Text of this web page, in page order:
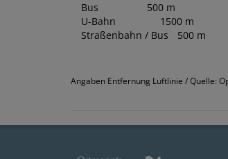
Bus
500 m
U-Bahn
1500 m
Straßenbahn / Bus
500 m
Angaben Entfernung Luftlinie / Quelle: